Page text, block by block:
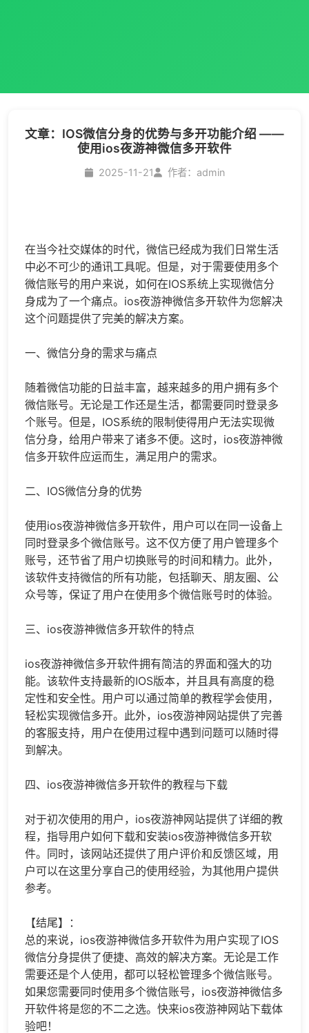
文章：IOS微信分身的优势与多开功能介绍 ——
使用ios夜游神微信多开软件
2025-11-21 作者：admin
在当今社交媒体的时代，微信已经成为我们日常生活
中必不可少的通讯工具呢。但是，对于需要使用多个
微信账号的用户来说，如何在IOS系统上实现微信分
身成为了一个痛点。ios夜游神微信多开软件为您解决
这个问题提供了完美的解决方案。
一、 微信分身的需求与痛点
随着微信功能的日益丰富，越来越多的用户拥有多个
微信账号。无论是工作还是生活，都需要同时登录多
个账号。但是，IOS系统的限制使得用户无法实现微
信分身，给用户带来了诸多不便。这时， ios夜游神微
信多开软件应运而生，满足用户的需求。
二、IOS微信分身的优势
使用ios夜游神微信多开软件，用户可以在同一设备上
同时登录多个微信账号。这不仅方便了用户管理多个
账号，还节省了用户切换账号的时间和精力。此外，
该软件支持微信的所有功能，包括聊天、朋友圈、公
众号等，保证了用户在使用多个微信账号时的体验。
三、 ios夜游神微信多开软件的特点
ios夜游神微信多开软件拥有简洁的界面和强大的功
能。该软件支持最新的IOS版本，并且具有高度的稳
定性和安全性。用户可以通过简单的教程学会使用，
轻松实现微信多开。此外， ios夜游神网站提供了完善
的客服支持，用户在使用过程中遇到问题可以随时得
到解决。
四、 ios夜游神微信多开软件的教程与下载
对于初次使用的用户， ios夜游神网站提供了详细的教
程，指导用户如何下载和安装ios夜游神微信多开软
件。同时，该网站还提供了用户评价和反馈区域，用
户可以在这里分享自己的使用经验，为其他用户提供
参考。
【结尾】：
总的来说， ios夜游神微信多开软件为用户实现了IOS
微信分身提供了便捷、高效的解决方案。无论是工作
需要还是个人使用，都可以轻松管理多个微信账号。
如果您需要同时使用多个微信账号， ios夜游神微信多
开软件将是您的不二之选。快来ios夜游神网站下载体
验吧！